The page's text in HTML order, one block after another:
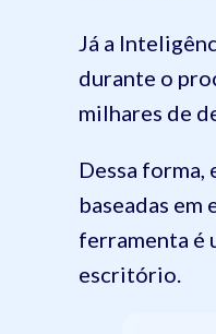
Já a
durante o
milhares de
Dessa forma,
baseadas em
ferramenta é
escritório.